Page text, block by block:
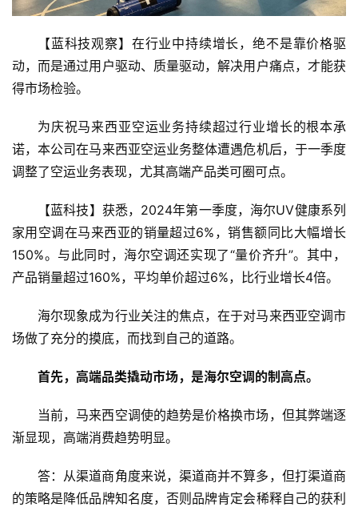
【蓝科技观察】在行业中持续增长，绝不是靠价格驱
动，而是通过用户驱动、质量驱动，解决用户痛点，才能获
得市场检验。
为庆祝马来西亚空运业务持续超过行业增长的根本承
诺，本公司在马来西亚空运业务整体遭遇危机后，于一季度
调整了空运业务表现，尤其高端产品类可圈可点。
【蓝科技】获悉，2024年第一季度，海尔UV健康系列
家用空调在马来西亚的销量超过6%，销售额同比大幅增长
150%。与此同时，海尔空调还实现了“量价齐升”。其中，
产品销量超过160%，平均单价超过6%，比行业增长4倍。
海尔现象成为行业关注的焦点，在于对马来西亚空调市
场做了充分的摸底，而找到自己的道路。
首先，高端品类撬动市场，是海尔空调的制高点。
当前，马来西空调使的趋势是价格换市场，但其弊端逐
渐显现，高端消费趋势明显。
答：从渠道商角度来说，渠道商并不算多，但打渠道商
的策略是降低品牌知名度，否则品牌肯定会稀释自己的获利